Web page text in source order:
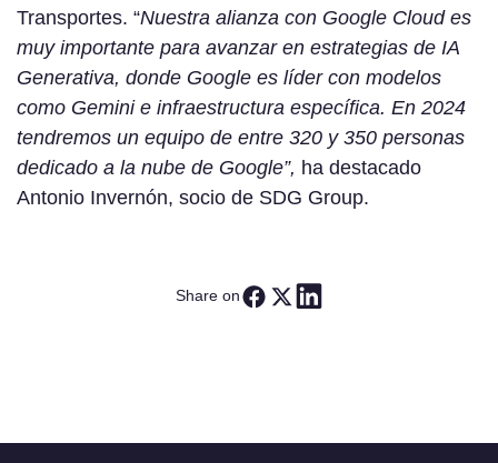
Transportes. “Nuestra alianza con Google Cloud es
muy importante para avanzar en estrategias de IA
Generativa, donde Google es líder con modelos
como Gemini e infraestructura específica. En 2024
tendremos un equipo de entre 320 y 350 personas
dedicado a la nube de Google”, ha destacado
Antonio Invernón, socio de SDG Group.
Share on